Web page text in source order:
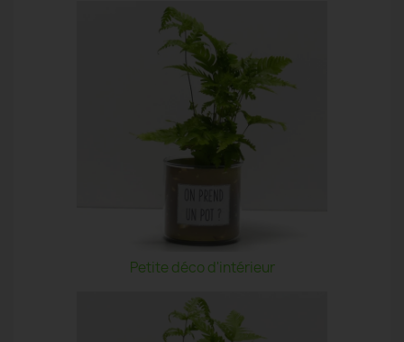
Petite déco d'intérieur